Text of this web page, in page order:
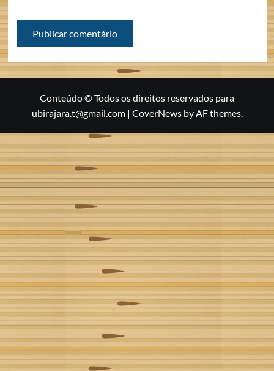
Conteúdo © Todos os direitos reservados para
ubirajara.t@gmail.com | CoverNewsby AF themes.